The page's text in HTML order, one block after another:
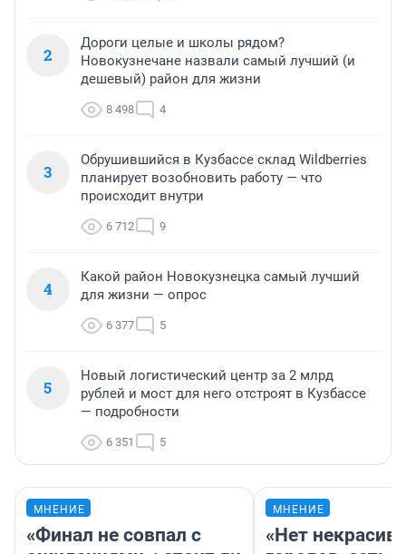
2
Дороги целые и школы рядом?
Новокузнечане назвали самый лучший (и
дешевый) район для жизни
8 498 4
3
Обрушившийся в Кузбассе склад Wildberries
планирует возобновить работу — что
происходит внутри
6 712 9
4
Какой район Новокузнецка самый лучший
для жизни — опрос
6 377 5
5
Новый логистический центр за 2 млрд
рублей и мост для него отстроят в Кузбассе
— подробности
6 351 5
МНЕНИЕ
«Финал не совпал с
МНЕНИЕ
«Нет